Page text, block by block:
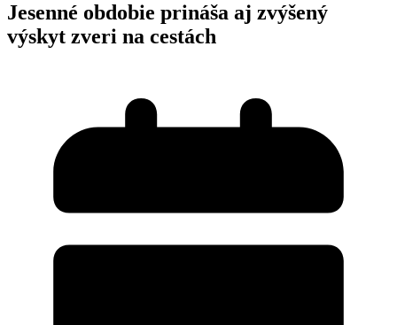
Jesenné obdobie prináša aj zvýšený
výskyt zveri na cestách